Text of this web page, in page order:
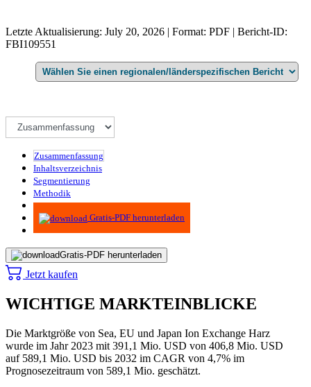
Letzte Aktualisierung: July 20, 2026 | Format: PDF | Bericht-ID:
FBI109551
Zusammenfassung
Inhaltsverzeichnis
Segmentierung
Methodik
Infografiken
Gratis-PDF herunterladen
Gratis-PDF herunterladen
Jetzt kaufen
WICHTIGE MARKTEINBLICKE
Die Marktgröße von Sea, EU und Japan Ion Exchange Harz
wurde im Jahr 2023 mit 391,1 Mio. USD von 406,8 Mio. USD
auf 589,1 Mio. USD bis 2032 im CAGR von 4,7% im
Prognosezeitraum von 589,1 Mio. geschätzt.